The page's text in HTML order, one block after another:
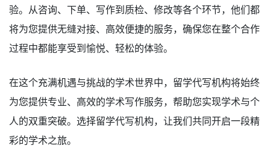
验。从咨询、下单、写作到质检、修改等各个环节，他们都
将为您提供无缝对接、高效便捷的服务，确保您在整个合作
过程中都能享受到愉悦、轻松的体验。
在这个充满机遇与挑战的学术世界中，留学代写机构将始终
为您提供专业、高效的学术写作服务，帮助您实现学术与个
人的双重突破。选择留学代写机构，让我们共同开启一段精
彩的学术之旅。